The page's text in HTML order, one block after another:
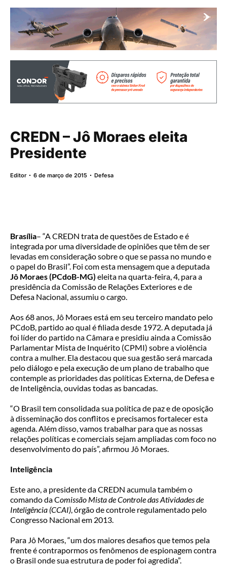
CREDN – Jô Moraes eleita
Presidente
Editor 6 de março de 2015 Defesa
Brasília– “A CREDN trata de questões de Estado e é
integrada por uma diversidade de opiniões que têm de ser
levadas em consideração sobre o que se passa no mundo e
o papel do Brasil”. Foi com esta mensagem que a deputada
Jô Moraes (PCdoB-MG) eleita na quarta-feira, 4, para a
presidência da Comissão de Relações Exteriores e de
Defesa Nacional, assumiu o cargo.
Aos 68 anos, Jô Moraes está em seu terceiro mandato pelo
PCdoB, partido ao qual é filiada desde 1972. A deputada já
foi líder do partido na Câmara e presidiu ainda a Comissão
Parlamentar Mista de Inquérito (CPMI) sobre a violência
contra a mulher. Ela destacou que sua gestão será marcada
pelo diálogo e pela execução de um plano de trabalho que
contemple as prioridades das políticas Externa, de Defesa e
de Inteligência, ouvidas todas as bancadas.
“O Brasil tem consolidada sua política de paz e de oposição
à disseminação dos conflitos e precisamos fortalecer esta
agenda. Além disso, vamos trabalhar para que as nossas
relações políticas e comerciais sejam ampliadas com foco no
desenvolvimento do país”, afirmou Jô Moraes.
Inteligência
Este ano, a presidente da CREDN acumula também o
comando da Comissão Mista de Controle das Atividades de
Inteligência (CCAI), órgão de controle regulamentado pelo
Congresso Nacional em 2013.
Para Jô Moraes, “um dos maiores desafios que temos pela
frente é contrapormos os fenômenos de espionagem contra
o Brasil onde sua estrutura de poder foi agredida”.